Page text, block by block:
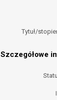
Tytuł/
Szczegółowe